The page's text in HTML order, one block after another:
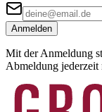
Anmelden
Mit der Anmeldung
Abmeldung jederzeit